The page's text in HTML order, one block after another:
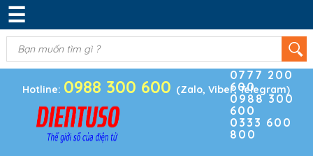
DANH MỤC SẢN PHẨM
KIM KHÍ
ĐIỆN TRỞ & TỤ ĐIỆN
BOARD PHÁT TRIỂN
MODULE CẢM BIẾN
LINH KIỆN KHÁC
☰
Hotline: 0988 300 600 (Zalo, Viber, Telegram)
Điện thoại
0777 200
600
0988 300
600
0333 600
800
(0)